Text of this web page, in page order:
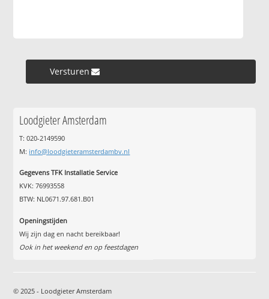
Versturen »
Loodgieter Amsterdam
T: 020-2149590
M: info@loodgieteramsterdambv.nl
Gegevens TFK Installatie Service
KVK: 76993558
BTW: NL0671.97.681.B01
Openingstijden
Wij zijn dag en nacht bereikbaar!
Ook in het weekend en op feestdagen
© 2025 - Loodgieter Amsterdam